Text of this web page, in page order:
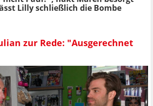
Lilly schließlich die Bombe
zur Rede: "Ausgerechnet